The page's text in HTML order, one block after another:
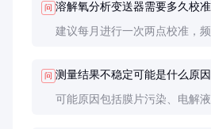
问 溶解氧分析变送器需要多久校
建议每月进行一次两点校准，
问 测量结果不稳定可能是什么原因
可能原因包括膜片污染、电解